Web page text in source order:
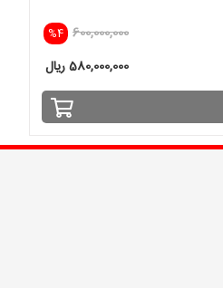
%4 600,000,000
580,000,000 ریال